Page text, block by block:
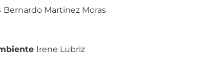
Bernardo Martinez Moras
Irene Lubriz